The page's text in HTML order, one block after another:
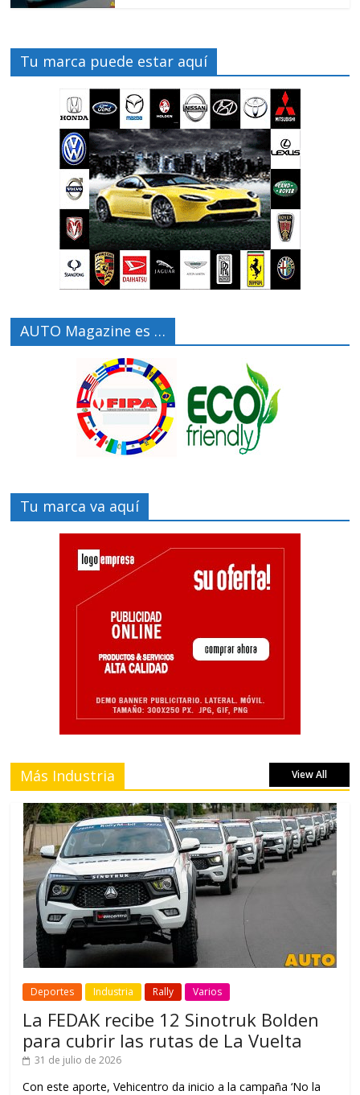
Tu marca puede estar aquí
AUTO Magazine es …
Tu marca va aquí
Más Industria View All
Deportes Industria Rally Varios
La FEDAK recibe 12 Sinotruk Bolden
para cubrir las rutas de La Vuelta
31 de julio de 2026
Con este aporte, Vehicentro da inicio a la campaña ‘No la